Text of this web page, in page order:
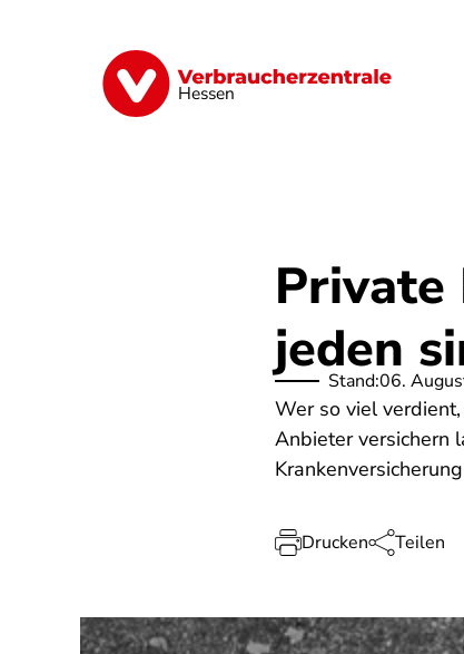
Hessen
Digitales Energie Finanzen
Private
jeden
Stand:06.
Wer so viel
Anbieter versichern
Drucken Teilen